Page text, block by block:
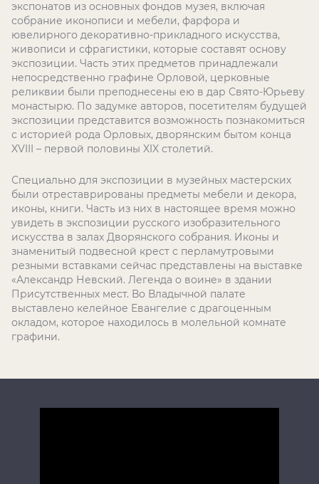
экспонатов из основных фондов музея, включая
собрание иконописи и мебели, фарфора и
ювелирного декоративно-прикладного искусства,
живописи и сфрагистики, которые составят основу
экспозиции. Часть этих предметов принадлежали
непосредственно графине Орловой, церковные
реликвии были преподнесены ею в дар Свято-Юрьеву
монастырю. По задумке авторов, посетителям будущей
экспозиции представится возможность познакомиться
с историей рода Орловых, дворянским бытом конца
XVIII – первой половины XIX столетий.
Специально для экспозиции в музейных мастерских
были отреставрированы предметы мебели и декора,
иконы, книги. Часть из них в настоящее время можно
увидеть в экспозиции русского изобразительного
искусства в залах Дворянского собрания. Иконы и
знаменитый подвесной крест с перламутровыми
резными вставками сейчас представлены на выставке
«Александр Невский. Легенда о воине» в здании
Присутственных мест. Во Владычной палате
выставлено келейное Евангелие с драгоценным
окладом, которое находилось в молельной комнате
графини.